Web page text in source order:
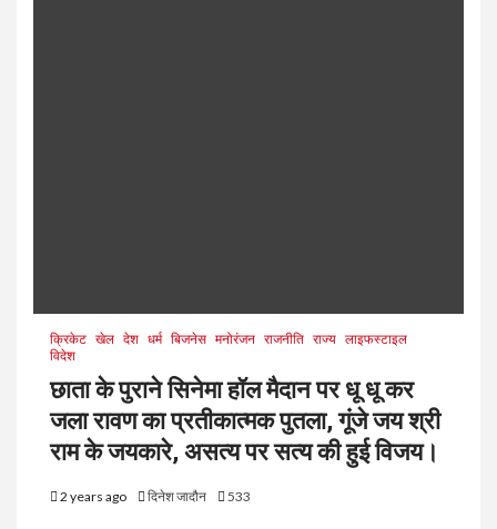
क्रिकेट खेल देश धर्म बिजनेस मनोरंजन राजनीति राज्य लाइफस्टाइल
विदेश
छाता के पुराने सिनेमा हॉल मैदान पर धू धू कर
जला रावण का प्रतीकात्मक पुतला, गूंजे जय श्री
राम के जयकारे, असत्य पर सत्य की हुई विजय।
2 years ago दिनेश जादौन 533